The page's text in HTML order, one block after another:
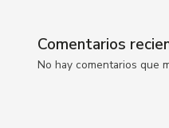
Comentarios
No hay comentarios que